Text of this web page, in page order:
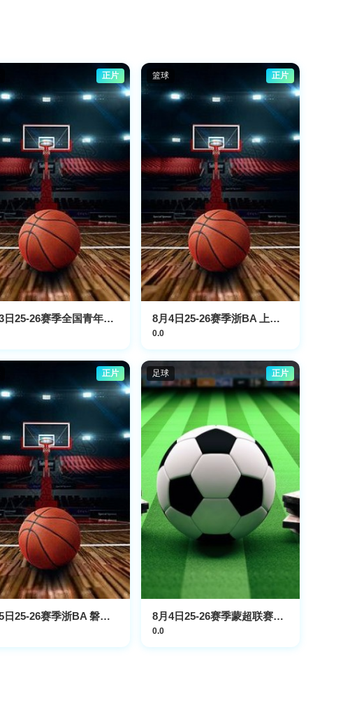
正片
8月3日25-26赛季全国青年篮球联赛 浙江广厦88VS64福建浔兴
篮球 正片
8月4日25-26赛季浙BA 上虞70VS79越城
0.0
正片
8月5日25-26赛季浙BA 磐安74VS91永康
足球 正片
8月4日25-26赛季蒙超联赛四分之一决赛 第一回合 乌兰察布队VS包头队
0.0